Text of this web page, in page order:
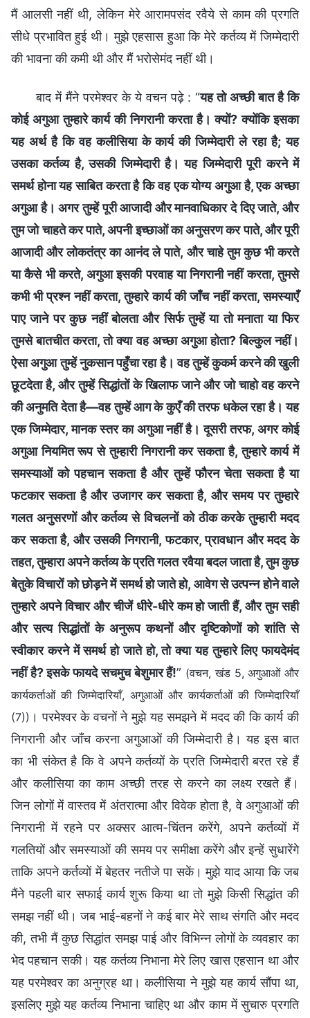
मैं आलसी नहीं थी, लेकिन मेरे आरामपसंद रवैये से काम की प्रगति
सीधे प्रभावित हुई थी। मुझे एहसास हुआ कि मेरे कर्तव्य में जिम्मेदारी
की भावना की कमी थी और मैं भरोसेमंद नहीं थी।
बाद में मैंने परमेश्वर के ये वचन पढ़े : “यह तो अच्छी बात है कि
कोई अगुआ तुम्हारे कार्य की निगरानी करता है। क्यों? क्योंकि इसका
यह अर्थ है कि वह कलीसिया के कार्य की जिम्मेदारी ले रहा है; यह
उसका कर्तव्य है, उसकी जिम्मेदारी है। यह जिम्मेदारी पूरी करने में
समर्थ होना यह साबित करता है कि वह एक योग्य अगुआ है, एक अच्छा
अगुआ है। अगर तुम्हें पूरी आजादी और मानवाधिकार दे दिए जाते, और
तुम जो चाहते कर पाते, अपनी इच्छाओं का अनुसरण कर पाते, और पूरी
आजादी और लोकतंत्र का आनंद ले पाते, और चाहे तुम कुछ भी करते
या कैसे भी करते, अगुआ इसकी परवाह या निगरानी नहीं करता, तुमसे
कभी भी प्रश्न नहीं करता, तुम्हारे कार्य की जाँच नहीं करता, समस्याएँ
पाए जाने पर कुछ नहीं बोलता और सिर्फ तुम्हें या तो मनाता या फिर
तुमसे बातचीत करता, तो क्या वह अच्छा अगुआ होता? बिल्कुल नहीं।
ऐसा अगुआ तुम्हें नुकसान पहुँचा रहा है। वह तुम्हें कुकर्म करने की खुली
छूटदेता है, और तुम्हें सिद्धांतों के खिलाफ जाने और जो चाहो वह करने
की अनुमति देता है—वह तुम्हें आग के कुएँ की तरफ धकेल रहा है। यह
एक जिम्मेदार, मानक स्तर का अगुआ नहीं है। दूसरी तरफ, अगर कोई
अगुआ नियमित रूप से तुम्हारी निगरानी कर सकता है, तुम्हारे कार्य में
समस्याओं को पहचान सकता है और तुम्हें फौरन चेता सकता है या
फटकार सकता है और उजागर कर सकता है, और समय पर तुम्हारे
गलत अनुसरणों और कर्तव्य से विचलनों को ठीक करके तुम्हारी मदद
कर सकता है, और उसकी निगरानी, फटकार, प्रावधान और मदद के
तहत, तुम्हारा अपने कर्तव्य के प्रति गलत रवैया बदल जाता है, तुम कुछ
बेतुके विचारों को छोड़ने में समर्थ हो जाते हो, आवेग से उत्पन्न होने वाले
तुम्हारे अपने विचार और चीजें धीरे-धीरे कम हो जाती हैं, और तुम सही
और सत्य सिद्धांतों के अनुरूप कथनों और दृष्टिकोणों को शांति से
स्वीकार करने में समर्थ हो जाते हो, तो क्या यह तुम्हारे लिए फायदेमंद
नहीं है? इसके फायदे सचमुच बेशुमार हैं!” (वचन, खंड 5, अगुआओं और
कार्यकर्ताओं की जिम्मेदारियाँ, अगुआओं और कार्यकर्ताओं की जिम्मेदारियाँ
(7)) । परमेश्वर के वचनों ने मुझे यह समझने में मदद की कि कार्य की
निगरानी और जाँच करना अगुआओं की जिम्मेदारी है। यह इस बात
का भी संकेत है कि वे अपने कर्तव्यों के प्रति जिम्मेदारी बरत रहे हैं
और कलीसिया का काम अच्छी तरह से करने का लक्ष्य रखते हैं।
जिन लोगों में वास्तव में अंतरात्मा और विवेक होता है, वे अगुआओं की
निगरानी में रहने पर अक्सर आत्म-चिंतन करेंगे, अपने कर्तव्यों में
गलतियों और समस्याओं की समय पर समीक्षा करेंगे और इन्हें सुधारेंगे
ताकि अपने कर्तव्यों में बेहतर नतीजे पा सकें। मुझे याद आया कि जब
मैंने पहली बार सफाई कार्य शुरू किया था तो मुझे किसी सिद्धांत की
समझ नहीं थी। जब भाई-बहनों ने कई बार मेरे साथ संगति और मदद
की, तभी मैं कुछ सिद्धांत समझ पाई और विभिन्न लोगों के व्यवहार का
भेद पहचान सकी। यह कर्तव्य निभाना मेरे लिए खास एहसान था और
यह परमेश्वर का अनुग्रह था। कलीसिया ने मुझे यह कार्य सौंपा था,
इसलिए मुझे यह कर्तव्य निभाना चाहिए था और काम में सुचारु प्रगति